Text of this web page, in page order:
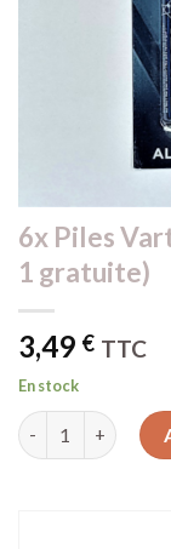
6x Piles
1 gratuite)
3,49 € TTC
En stock
quantité de 6x